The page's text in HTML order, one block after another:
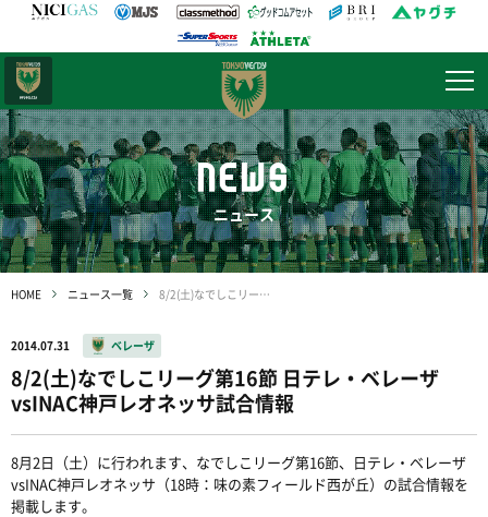
NEWS
ニュース
HOME ニュース一覧 8/2(土)なでしこリーグ第16節 日テレ・ベレーザvsINAC神戸レオネッサ試合情報
2014.07.31 ベレーザ
8/2(土)なでしこリーグ第16節 日テレ・ベレーザ
vsINAC神戸レオネッサ試合情報
8月2日（土）に行われます、なでしこリーグ第16節、日テレ・ベレーザ
vsINAC神戸レオネッサ（18時：味の素フィールド西が丘）の試合情報を
掲載します。